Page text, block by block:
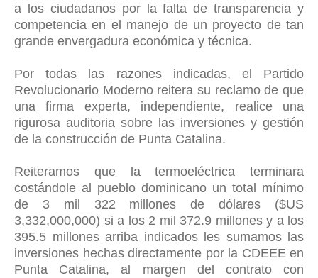
a los ciudadanos por la falta de transparencia y
competencia en el manejo de un proyecto de tan
grande envergadura económica y técnica.
Por todas las razones indicadas, el Partido
Revolucionario Moderno reitera su reclamo de que
una firma experta, independiente, realice una
rigurosa auditoria sobre las inversiones y gestión
de la construcción de Punta Catalina.
Reiteramos que la termoeléctrica terminara
costándole al pueblo dominicano un total mínimo
de 3 mil 322 millones de dólares ($US
3,332,000,000) si a los 2 mil 372.9 millones y a los
395.5 millones arriba indicados les sumamos las
inversiones hechas directamente por la CDEEE en
Punta Catalina, al margen del contrato con